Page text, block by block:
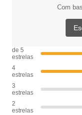
Com
de 5
estrelas
4
estrelas
3
estrelas
2
estrelas